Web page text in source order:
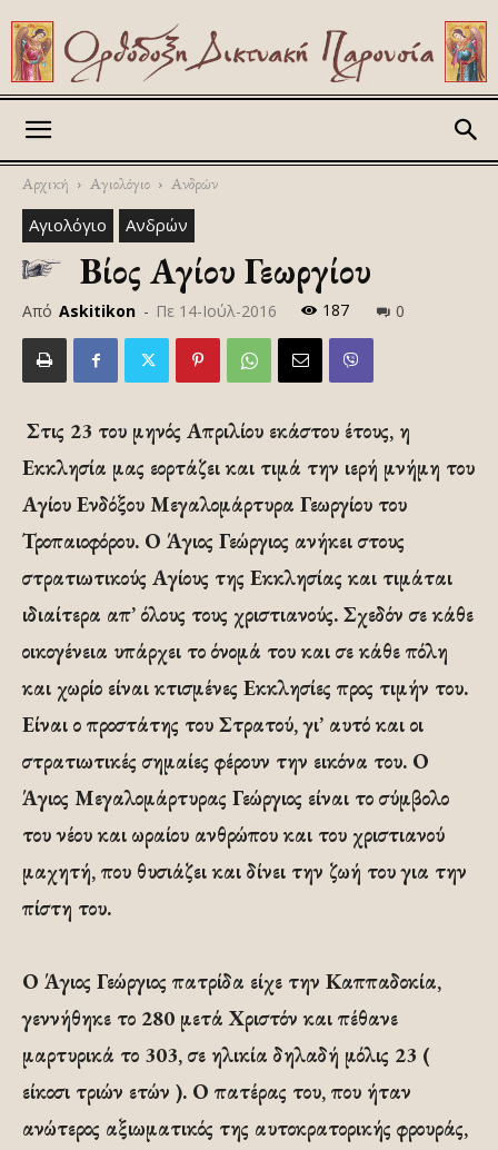
Αρχική Αγιολόγιο Ανδρών
Αγιολόγιο Ανδρών
Βίος Αγίου Γεωργίου
Από Askitikon - Πε 14-Ιούλ-2016 187 0
Στις 23 του μηνός Απριλίου εκάστου έτους, η
Εκκλησία μας εορτάζει και τιμά την ιερή μνήμη του
Αγίου Ενδόξου Μεγαλομάρτυρα Γεωργίου του
Τροπαιοφόρου. Ο Άγιος Γεώργιος ανήκει στους
στρατιωτικούς Αγίους της Εκκλησίας και τιμάται
ιδιαίτερα απ’ όλους τους χριστιανούς. Σχεδόν σε κάθε
οικογένεια υπάρχει το όνομά του και σε κάθε πόλη
και χωρίο είναι κτισμένες Εκκλησίες προς τιμήν του.
Είναι ο προστάτης του Στρατού, γι’ αυτό και οι
στρατιωτικές σημαίες φέρουν την εικόνα του. Ο
Άγιος Μεγαλομάρτυρας Γεώργιος είναι το σύμβολο
του νέου και ωραίου ανθρώπου και του χριστιανού
μαχητή, που θυσιάζει και δίνει την ζωή του για την
πίστη του.
Ο Άγιος Γεώργιος πατρίδα είχε την Καππαδοκία,
γεννήθηκε το 280 μετά Χριστόν και πέθανε
μαρτυρικά το 303, σε ηλικία δηλαδή μόλις 23 (
είκοσι τριών ετών ). Ο πατέρας του, που ήταν
ανώτερος αξιωματικός της αυτοκρατορικής φρουράς,